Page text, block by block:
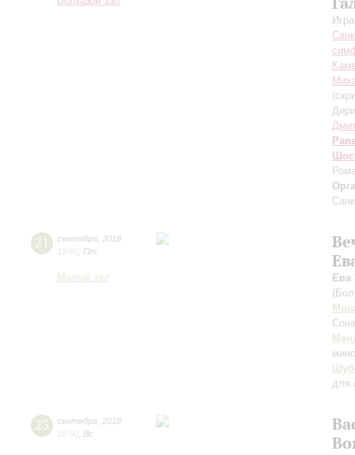
21 сентября 2018
19:00 Пт
Малый зал
Ева
для
23 сентября 2018
19:00 Вс